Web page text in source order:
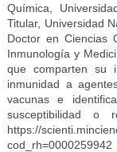
Química,
Titular, Universidad
Doctor en Ciencias
Inmunología y
que comparten su
inmunidad a
vacunas e
susceptibilidad o
https://
cod_rh=0000259942